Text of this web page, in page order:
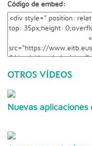
Código de embed:
OTROS VÍDEOS
Nuevas